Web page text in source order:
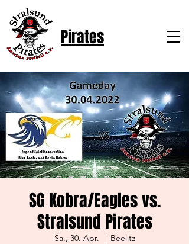
Pirates
SG Kobra/Eagles vs.
Stralsund Pirates
Sa., 30. Apr.
  |
Beelitz